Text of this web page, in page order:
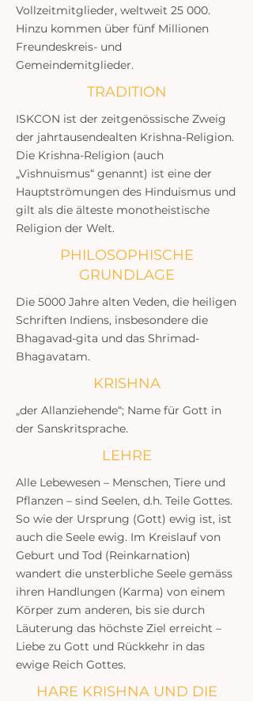
Vollzeitmitglieder, weltweit 25 000.
Hinzu kommen über fünf Millionen
Freundeskreis- und
Gemeindemitglieder.
TRADITION
ISKCON ist der zeitgenössische Zweig
der jahrtausendealten Krishna-Religion.
Die Krishna-Religion (auch
„Vishnuismus“ genannt) ist eine der
Hauptströmungen des Hinduismus und
gilt als die älteste monotheistische
Religion der Welt.
PHILOSOPHISCHE
GRUNDLAGE
Die 5000 Jahre alten Veden, die heiligen
Schriften Indiens, insbesondere die
Bhagavad-gita und das Shrimad-
Bhagavatam.
KRISHNA
„der Allanziehende“; Name für Gott in
der Sanskritsprache.
LEHRE
Alle Lebewesen – Menschen, Tiere und
Pflanzen – sind Seelen, d.h. Teile Gottes.
So wie der Ursprung (Gott) ewig ist, ist
auch die Seele ewig. Im Kreislauf von
Geburt und Tod (Reinkarnation)
wandert die unsterbliche Seele gemäss
ihren Handlungen (Karma) von einem
Körper zum anderen, bis sie durch
Läuterung das höchste Ziel erreicht –
Liebe zu Gott und Rückkehr in das
ewige Reich Gottes.
HARE KRISHNA UND DIE